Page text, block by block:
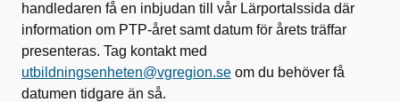
handledaren få en inbjudan till vår Lärportalssida där
information om PTP-året samt datum för årets träffar
presenteras. Tag kontakt med
utbildningsenheten@vgregion.se om du behöver få
datumen tidgare än så.